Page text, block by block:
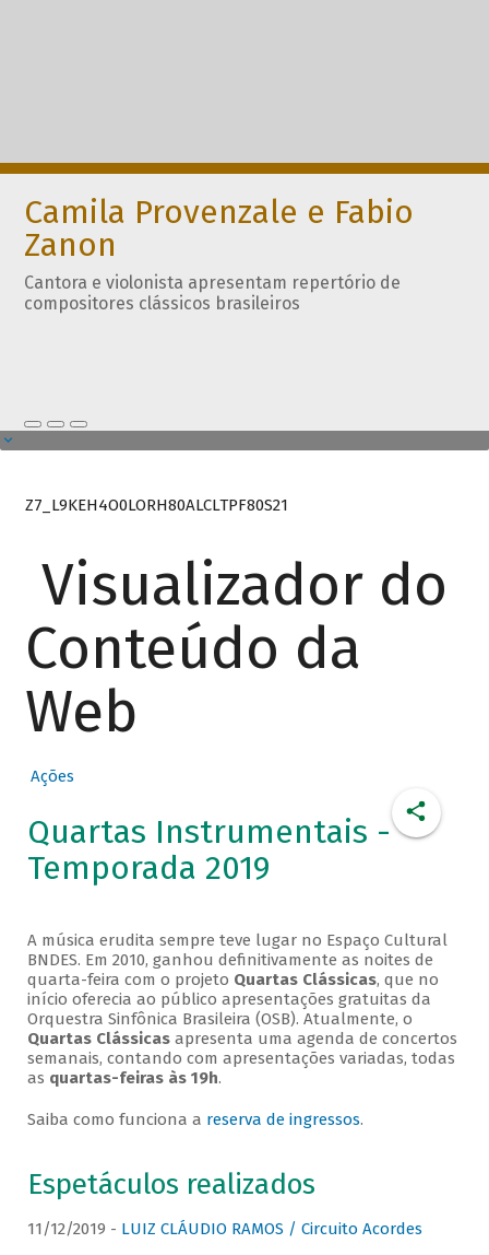
Camila Provenzale e Fabio
Zanon
Cantora e violonista apresentam repertório de
compositores clássicos brasileiros
Z7_L9KEH4O0LORH80ALCLTPF80S21
Visualizador do
Conteúdo da
Web
Ações
Quartas Instrumentais -
Temporada 2019
A música erudita sempre teve lugar no Espaço Cultural
BNDES. Em 2010, ganhou definitivamente as noites de
quarta-feira com o projeto Quartas Clássicas, que no
início oferecia ao público apresentações gratuitas da
Orquestra Sinfônica Brasileira (OSB). Atualmente, o
Quartas Clássicasapresenta uma agenda de concertos
semanais, contando com apresentações variadas, todas
as quartas-feiras às 19h.
Saiba como funciona a reserva de ingressos.
Espetáculos realizados
11/12/2019 - LUIZ CLÁUDIO RAMOS / Circuito Acordes